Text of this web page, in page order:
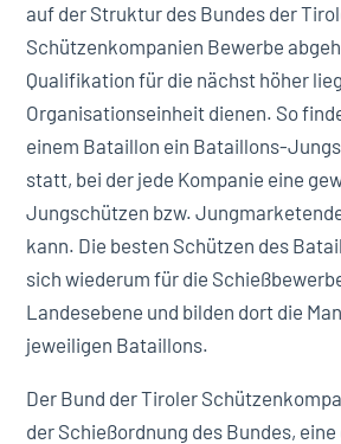
auf der Struktur des Bundes der
Schützenkompanien Bewerbe
Qualifikation für die nächst höher
Organisationseinheit dienen. So
einem Bataillon ein Bataillons-
statt, bei der jede Kompanie eine
Jungschützen bzw.
kann. Die besten Schützen des
sich wiederum für die
Landesebene und bilden dort die
jeweiligen Bataillons.
Der Bund der Tiroler
der Schießordnung des Bundes,